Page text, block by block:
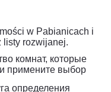
w Pabianicach i
listy rozwijanej.
комнат, которые
примените выбор
определения